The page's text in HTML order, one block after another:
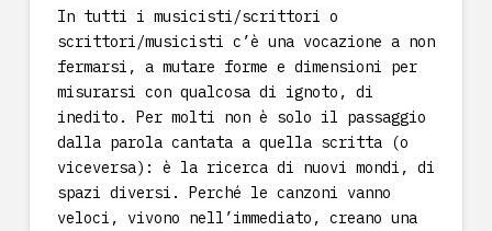
In tutti i musicisti/scrittori o
scrittori/musicisti c’è una vocazione a non
fermarsi, a mutare forme e dimensioni per
misurarsi con qualcosa di ignoto, di
inedito. Per molti non è solo il passaggio
dalla parola cantata a quella scritta (o
viceversa): è la ricerca di nuovi mondi, di
spazi diversi. Perché le canzoni vanno
veloci, vivono nell’immediato, creano una